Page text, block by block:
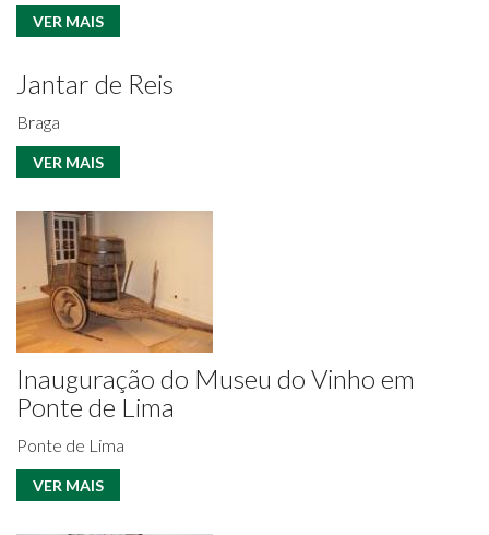
VER MAIS
Jantar de Reis
Braga
VER MAIS
Inauguração do Museu do Vinho em
Ponte de Lima
Ponte de Lima
VER MAIS